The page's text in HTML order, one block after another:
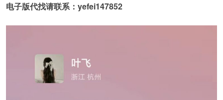
电子版代找请联系：yefei147852